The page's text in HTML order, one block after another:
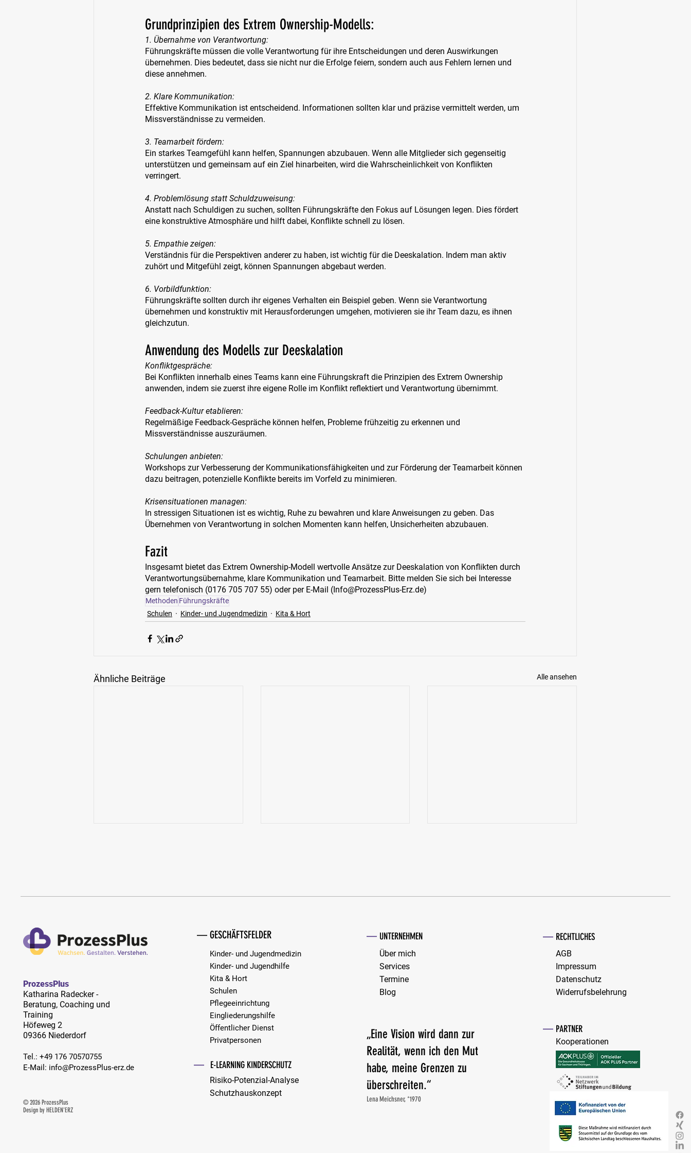
Grundprinzipien des Extrem Ownership-Modells:
1. Übernahme von Verantwortung:
Führungskräfte müssen die volle Verantwortung für ihre Entscheidungen und deren Auswirkungen
übernehmen. Dies bedeutet, dass sie nicht nur die Erfolge feiern, sondern auch aus Fehlern lernen und
diese annehmen.
2. Klare Kommunikation:
Effektive Kommunikation ist entscheidend. Informationen sollten klar und präzise vermittelt werden, um
Missverständnisse zu vermeiden.
3. Teamarbeit fördern:
Ein starkes Teamgefühl kann helfen, Spannungen abzubauen. Wenn alle Mitglieder sich gegenseitig
unterstützen und gemeinsam auf ein Ziel hinarbeiten, wird die Wahrscheinlichkeit von Konflikten
verringert.
4. Problemlösung statt Schuldzuweisung:
Anstatt nach Schuldigen zu suchen, sollten Führungskräfte den Fokus auf Lösungen legen. Dies fördert
eine konstruktive Atmosphäre und hilft dabei, Konflikte schnell zu lösen.
5. Empathie zeigen:
Verständnis für die Perspektiven anderer zu haben, ist wichtig für die Deeskalation. Indem man aktiv
zuhört und Mitgefühl zeigt, können Spannungen abgebaut werden.
6. Vorbildfunktion:
Führungskräfte sollten durch ihr eigenes Verhalten ein Beispiel geben. Wenn sie Verantwortung
übernehmen und konstruktiv mit Herausforderungen umgehen, motivieren sie ihr Team dazu, es ihnen
gleichzutun.
Anwendung des Modells zur Deeskalation
Konfliktgespräche:
Bei Konflikten innerhalb eines Teams kann eine Führungskraft die Prinzipien des Extrem Ownership
anwenden, indem sie zuerst ihre eigene Rolle im Konflikt reflektiert und Verantwortung übernimmt.
Feedback-Kultur etablieren:
Regelmäßige Feedback-Gespräche können helfen, Probleme frühzeitig zu erkennen und
Missverständnisse auszuräumen.
Schulungen anbieten:
Workshops zur Verbesserung der Kommunikationsfähigkeiten und zur Förderung der Teamarbeit können
dazu beitragen, potenzielle Konflikte bereits im Vorfeld zu minimieren.
Krisensituationen managen:
In stressigen Situationen ist es wichtig, Ruhe zu bewahren und klare Anweisungen zu geben. Das
Übernehmen von Verantwortung in solchen Momenten kann helfen, Unsicherheiten abzubauen.
Fazit
Insgesamt bietet das Extrem Ownership-Modell wertvolle Ansätze zur Deeskalation von Konflikten durch
Verantwortungsübernahme, klare Kommunikation und Teamarbeit. Bitte melden Sie sich bei Interesse
gern telefonisch (0176 705 707 55) oder per E-Mail (Info@ProzessPlus-Erz.de)
Methoden Führungskräfte
Schulen
Kinder- und Jugendmedizin Kita & Hort
Ähnliche Beiträge Alle ansehen
Konflikte konstruktiv zu begleiten!
ProzessPlus
Katharina Radecker -
Beratung, Coaching und
Training
Höfeweg 2
09366 Niederdorf
Tel.: ​+49 176 70570755
E-Mail: info@ProzessPlus-erz.de
© 2026 ProzessPlus
Design by HELDEN'ERZ
— GESCHÄFTSFELDER
Kinder- und Jugendmedizin
Kinder- und Jugendhilfe
Kita & Hort
Schulen
Pflegeeinrichtung
Eingliederungshilfe
Öffentlicher Dienst
Privatpersonen​​
— E-LEARNING KINDERSCHUTZ
Risiko-Potenzial-Analyse
Schutzhauskonzept
— UNTERNEHMEN
Über mich
Services
Termine
Blog
„Eine Vision wird dann zur
Realität, wenn ich den Mut
habe, meine Grenzen zu
überschreiten.“
Lena Meichsner, *1970
— RECHTLICHES
AGB
Impressum
Datenschutz
Widerrufsbelehrung
— PARTNER
Kooperationen